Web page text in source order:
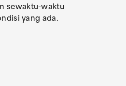
sewaktu-waktu
yang ada.